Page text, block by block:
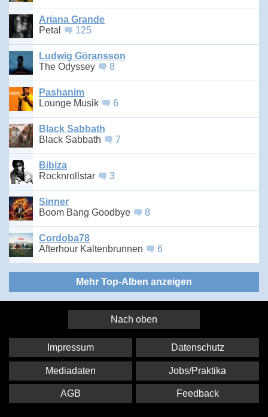
Ariana Grande
Petal
125
Ludwig Göransson
The Odyssey
8
Pashanim
Lounge Musik
6
Black Sabbath
Black Sabbath
7
Bibiza
Rocknrollstar
3
Sinner
Boom Bang Goodbye
8
Cordoba78
Afterhour Kaltenbrunnen
6
Mehr Top-Alben anzeigen
Nach oben
Impressum Datenschutz
Mediadaten Jobs/Praktika
AGB Feedback